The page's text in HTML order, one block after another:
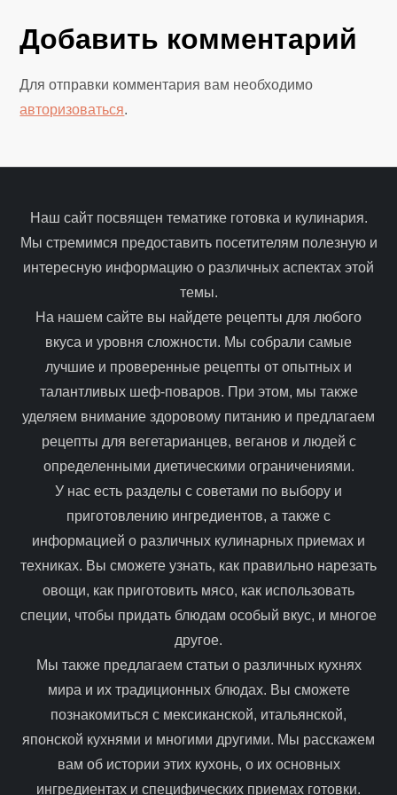
г
а
я
п
о
з
а
п
и
я
м
Добавить комментарий
Для отправки комментария вам необходимо
авторизоваться.
Наш сайт посвящен тематике готовка и кулинария.
Мы стремимся предоставить посетителям полезную и
интересную информацию о различных аспектах этой
темы.
На нашем сайте вы найдете рецепты для любого
вкуса и уровня сложности. Мы собрали самые
лучшие и проверенные рецепты от опытных и
талантливых шеф-поваров. При этом, мы также
уделяем внимание здоровому питанию и предлагаем
рецепты для вегетарианцев, веганов и людей с
определенными диетическими ограничениями.
У нас есть разделы с советами по выбору и
приготовлению ингредиентов, а также с
информацией о различных кулинарных приемах и
техниках. Вы сможете узнать, как правильно нарезать
овощи, как приготовить мясо, как использовать
специи, чтобы придать блюдам особый вкус, и многое
другое.
Мы также предлагаем статьи о различных кухнях
мира и их традиционных блюдах. Вы сможете
познакомиться с мексиканской, итальянской,
японской кухнями и многими другими. Мы расскажем
вам об истории этих кухонь, о их основных
ингредиентах и специфических приемах готовки.